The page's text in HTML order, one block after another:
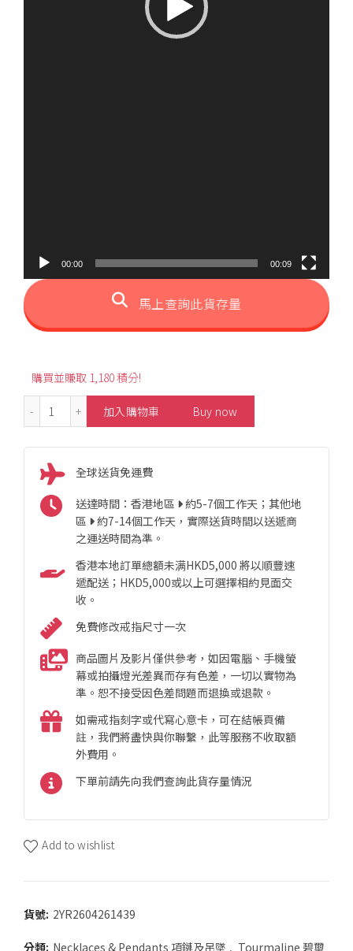
00:00 00:09
馬上查詢此貨存量
購買並賺取 1,180 積分!
S925 Butterfly Design Tourmaline Pendant 數量
加入購物車 Buy now
全球送貨免運費
送達時間：香港地區
約5-7個工作天；其他地
區
約7-14個工作天，實際送貨時間以送遞商
之運送時間為準。
香港本地訂單總額未满HKD5,000 將以順豐速
遞配送；HKD5,000或以上可選擇相約見面交
收。
免費修改戒指尺寸一次
商品圖片及影片僅供參考，如因電腦、手機螢
幕或拍攝燈光差異而存有色差，一切以實物為
準。恕不接受因色差問題而退換或退款。
如需戒指刻字或代寫心意卡，可在結帳頁備
註，我們將盡快與你聯繫，此等服務不收取額
外費用。
下單前請先向我們查詢此貨存量情況
Add to wishlist
貨號: 2YR2604261439
分類: Necklaces & Pendants 項鏈及吊墜 , Tourmaline 碧璽